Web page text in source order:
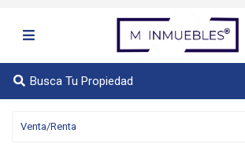
Busca Tu Propiedad
Venta/Renta